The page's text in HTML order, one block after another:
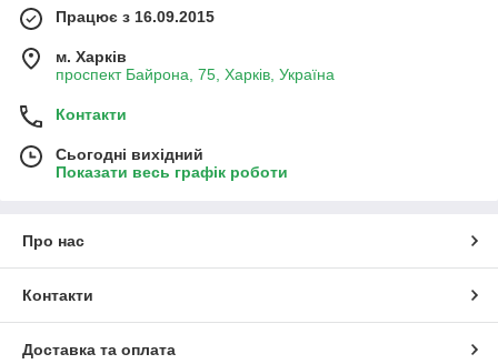
Працює з 16.09.2015
м. Харків
проспект Байрона, 75, Харків, Україна
Контакти
Сьогодні вихідний
Показати весь графік роботи
Про нас
Контакти
Доставка та оплата